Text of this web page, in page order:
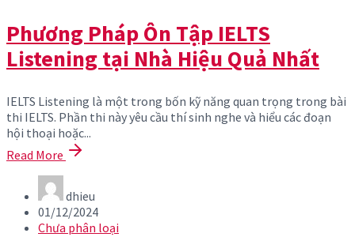
Phương Pháp Ôn Tập IELTS
Listening tại Nhà Hiệu Quả Nhất
IELTS Listening là một trong bốn kỹ năng quan trọng trong bài
thi IELTS. Phần thi này yêu cầu thí sinh nghe và hiểu các đoạn
hội thoại hoặc...
Read More
dhieu
01/12/2024
Chưa phân loại